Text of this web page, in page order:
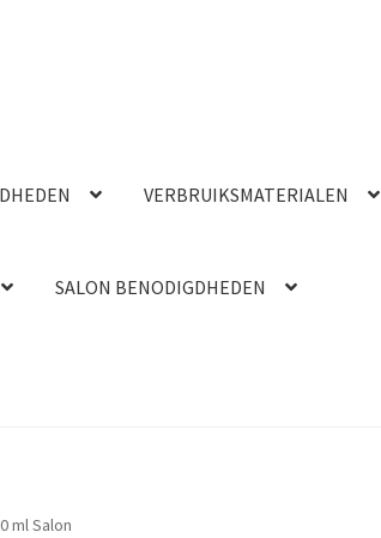
VERBRUIKSMATERIALEN
SALON BENODIGDHEDEN
ml Salon